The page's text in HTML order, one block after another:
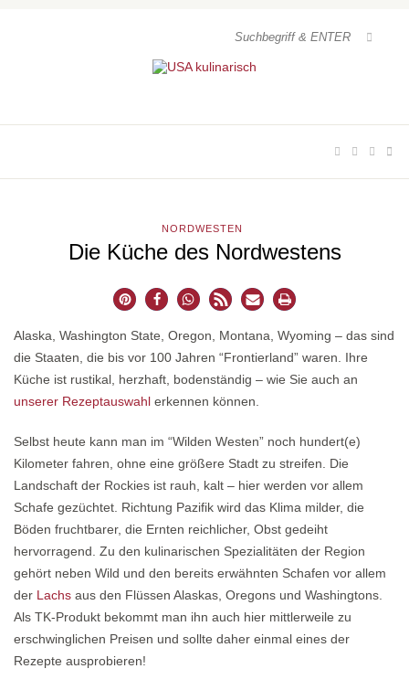
NORDWESTEN
Die Küche des Nordwestens
Alaska, Washington State, Oregon, Montana, Wyoming – das sind
die Staaten, die bis vor 100 Jahren “Frontierland” waren. Ihre
Küche ist rustikal, herzhaft, bodenständig – wie Sie auch an
unserer Rezeptauswahl erkennen können.
Selbst heute kann man im “Wilden Westen” noch hundert(e)
Kilometer fahren, ohne eine größere Stadt zu streifen. Die
Landschaft der Rockies ist rauh, kalt – hier werden vor allem
Schafe gezüchtet. Richtung Pazifik wird das Klima milder, die
Böden fruchtbarer, die Ernten reichlicher, Obst gedeiht
hervorragend. Zu den kulinarischen Spezialitäten der Region
gehört neben Wild und den bereits erwähnten Schafen vor allem
der Lachs aus den Flüssen Alaskas, Oregons und Washingtons.
Als TK-Produkt bekommt man ihn auch hier mittlerweile zu
erschwinglichen Preisen und sollte daher einmal eines der
Rezepte ausprobieren!